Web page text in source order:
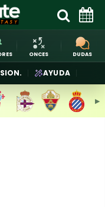
ONCES DUDAS
AYUDA
▶︎